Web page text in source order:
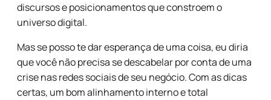
discursos e posicionamentos que constroem o
universo digital.
Mas se posso te dar esperança de uma coisa, eu diria
que você não precisa se descabelar por conta de uma
crise nas redes sociais de seu negócio. Com as dicas
certas, um bom alinhamento interno e total